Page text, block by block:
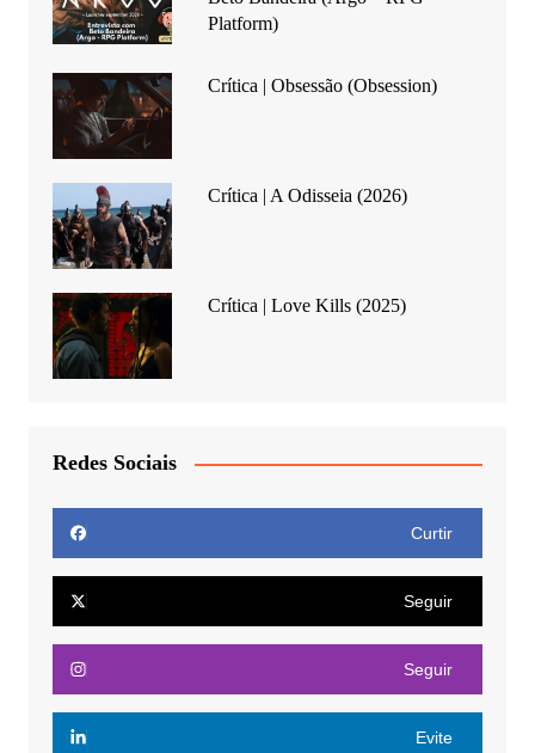
Platform)
Crítica | Obsessão (Obsession)
Crítica | A Odisseia (2026)
Crítica | Love Kills (2025)
Redes Sociais
Curtir
Seguir
Seguir
Evite